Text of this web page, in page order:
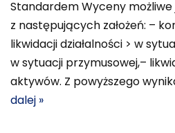
Standardem Wyceny
z następujących założeń: –
likwidacji działalności > w
w sytuacji przymusowej,–
aktywów. Z powyższego
dalej »